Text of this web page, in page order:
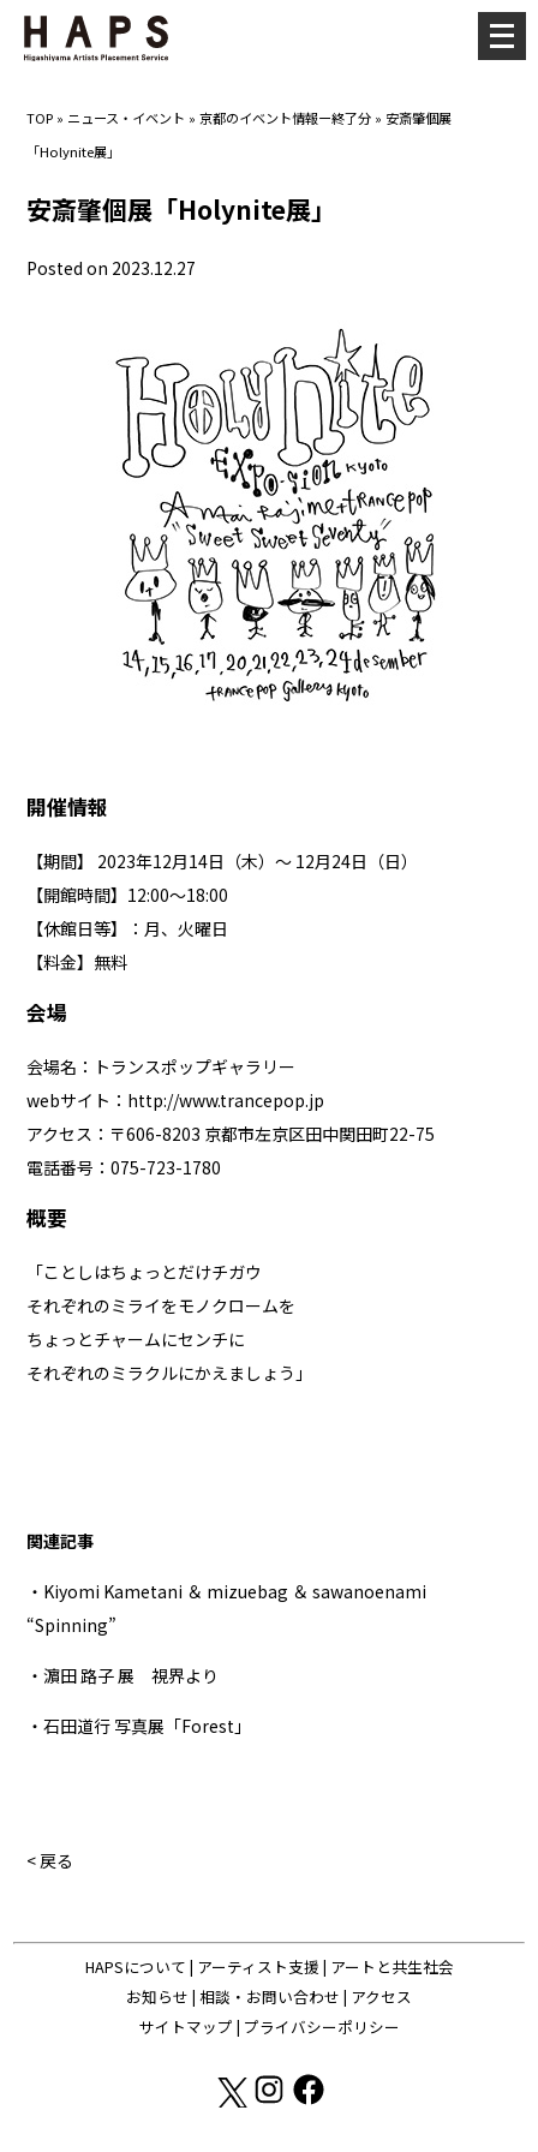
TOP » ニュース・イベント »京都のイベント情報ー終了分 » 安斎肇個展
「Holynite展」
安斎肇個展「Holynite展」
Posted on 2023.12.27
開催情報
【期間】 2023年12月14日（木）～ 12月24日（日）
【開館時間】12:00〜18:00
【休館日等】：月、火曜日
【料金】無料
会場
会場名：トランスポップギャラリー
webサイト： http://www.trancepop.jp
アクセス：〒606-8203 京都市左京区田中関田町22-75
電話番号：075-723-1780
概要
「ことしはちょっとだけチガウ
それぞれのミライをモノクロームを
ちょっとチャームにセンチに
それぞれのミラクルにかえましょう」
関連記事
・Kiyomi Kametani ＆ mizuebag ＆ sawanoenami
“Spinning”
・濵田 路子 展 視界より
・石田道行 写真展「Forest」
< 戻る
HAPSについて | アーティスト支援 | アートと共生社会
お知らせ | 相談・お問い合わせ | アクセス
サイトマップ | プライバシーポリシー
メ
ニ